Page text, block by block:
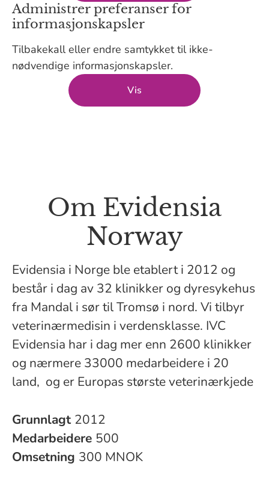
Administrer preferanser for
informasjonskapsler
Tilbakekall eller endre samtykket til ikke-
nødvendige informasjonskapsler.
Vis
Om Evidensia
Norway
Evidensia i Norge ble etablert i 2012 og
består i dag av 32 klinikker og dyresykehus
fra Mandal i sør til Tromsø i nord. Vi tilbyr
veterinærmedisin i verdensklasse. IVC
Evidensia har i dag mer enn 2600 klinikker
og nærmere 33000 medarbeidere i 20
land, og er Europas største veterinærkjede
Grunnlagt 2012
Medarbeidere 500
Omsetning 300 MNOK